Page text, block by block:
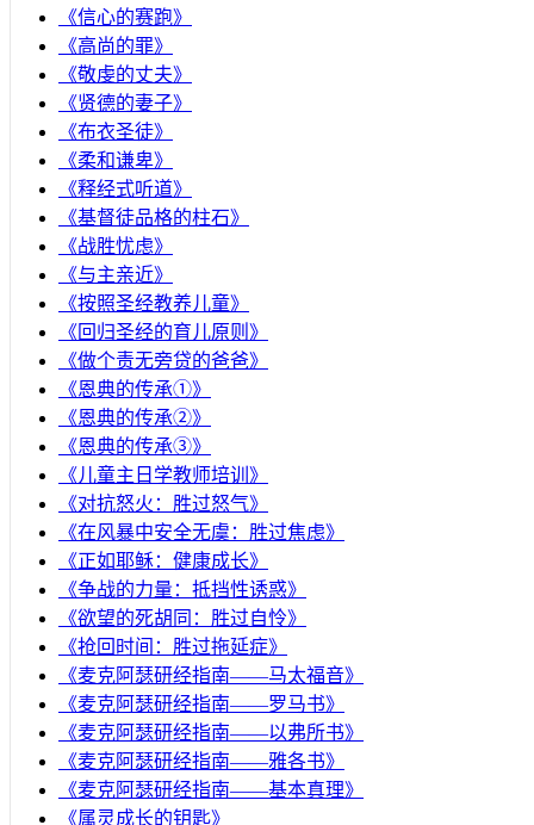
《信心的赛跑》
《高尚的罪》
《敬虔的丈夫》
《贤德的妻子》
《布衣圣徒》
《柔和谦卑》
《释经式听道》
《基督徒品格的柱石》
《战胜忧虑》
《与主亲近》
《按照圣经教养儿童》
《回归圣经的育儿原则》
《做个责无旁贷的爸爸》
《恩典的传承①》
《恩典的传承②》
《恩典的传承③》
《儿童主日学教师培训》
《对抗怒火：胜过怒气》
《在风暴中安全无虞：胜过焦虑》
《正如耶稣：健康成长》
《争战的力量：抵挡性诱惑》
《欲望的死胡同：胜过自怜》
《抢回时间：胜过拖延症》
《麦克阿瑟研经指南——马太福音》
《麦克阿瑟研经指南——罗马书》
《麦克阿瑟研经指南——以弗所书》
《麦克阿瑟研经指南——雅各书》
《麦克阿瑟研经指南——基本真理》
《属灵成长的钥匙》